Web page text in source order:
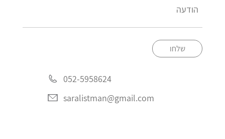
שלחו
052-5958624
saralistman@gmail.com